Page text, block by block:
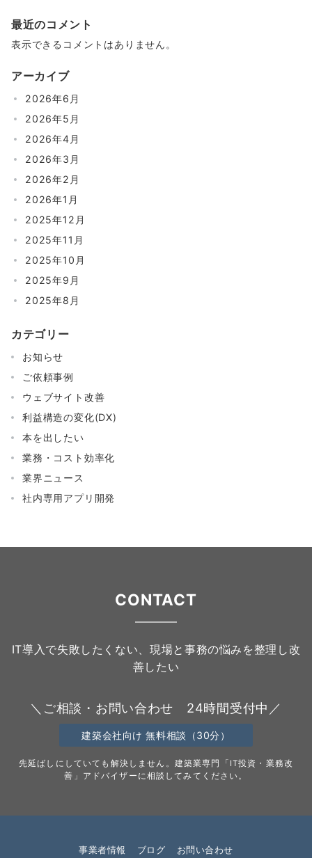
最近のコメント
表示できるコメントはありません。
アーカイブ
2026年6月
2026年5月
2026年4月
2026年3月
2026年2月
2026年1月
2025年12月
2025年11月
2025年10月
2025年9月
2025年8月
カテゴリー
お知らせ
ご依頼事例
ウェブサイト改善
利益構造の変化(DX)
本を出したい
業務・コスト効率化
業界ニュース
社内専用アプリ開発
CONTACT
IT導入で失敗したくない、現場と事務の悩みを整理し改
善したい
＼ご相談・お問い合わせ 24時間受付中／
建築会社向け 無料相談（30分）
先延ばしにしていても解決しません。建築業専門「IT投資・業務改
善」アドバイザーに相談してみてください。
事業者情報 ブログ お問い合わせ